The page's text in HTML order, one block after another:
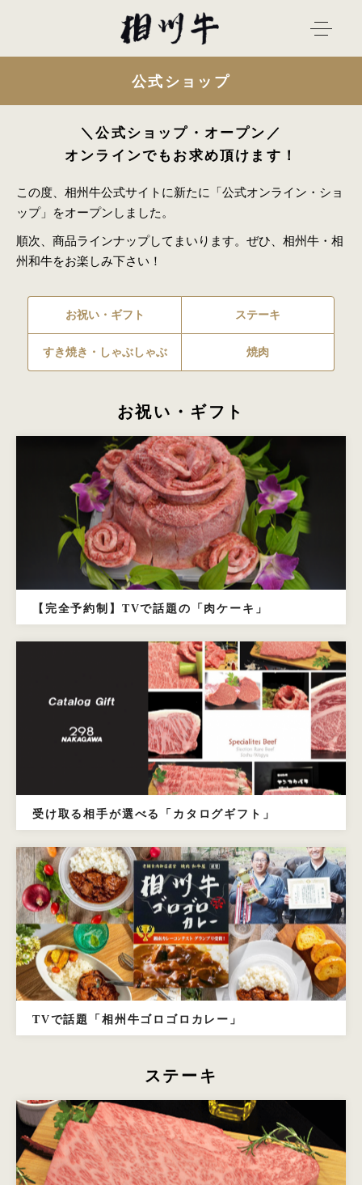
公式ショップ
＼公式ショップ・オープン／
オンラインでもお求め頂けます！
この度、相州牛公式サイトに新たに「公式オンライン・ショ
ップ」をオープンしました。
順次、商品ラインナップしてまいります。ぜひ、相州牛・相
州和牛をお楽しみ下さい！
お祝い・ギフト ステーキ
すき焼き・しゃぶしゃぶ 焼肉
お祝い・ギフト
【完全予約制】TVで話題の「肉ケーキ」
受け取る相手が選べる「カタログギフト」
TVで話題「相州牛ゴロゴロカレー」
ステーキ